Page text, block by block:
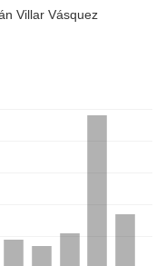
Villar Vásquez